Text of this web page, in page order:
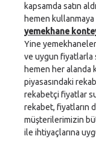
kapsamda satın
hemen kullanmaya
yemekhane
Yine
ve uygun fiyatlarla
hemen her alanda
piyasasındaki
rekabetçi fiyatlar
rekabet, fiyatların
müşterilerimizin
ile ihtiyaçlarına